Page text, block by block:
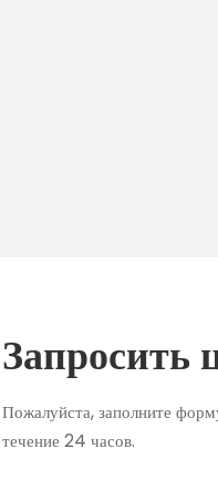
Запросить
Пожалуйста, заполните
течение 24 часов.